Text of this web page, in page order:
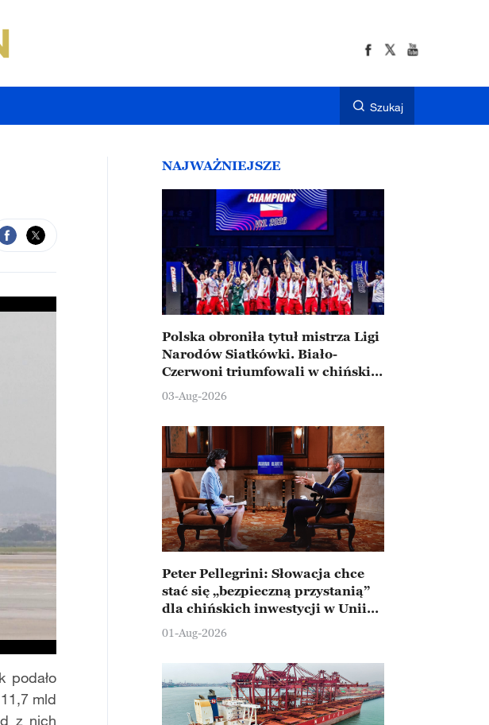
Szukaj
podało
mld
z nich
NAJWAŻNIEJSZE
Polska obroniła tytuł mistrza Ligi
Narodów Siatkówki. Biało-
Czerwoni triumfowali w chińskim
Ningbo
03-Aug-2026
Peter Pellegrini: Słowacja chce
stać się „bezpieczną przystanią”
dla chińskich inwestycji w Unii
Europejskiej
01-Aug-2026